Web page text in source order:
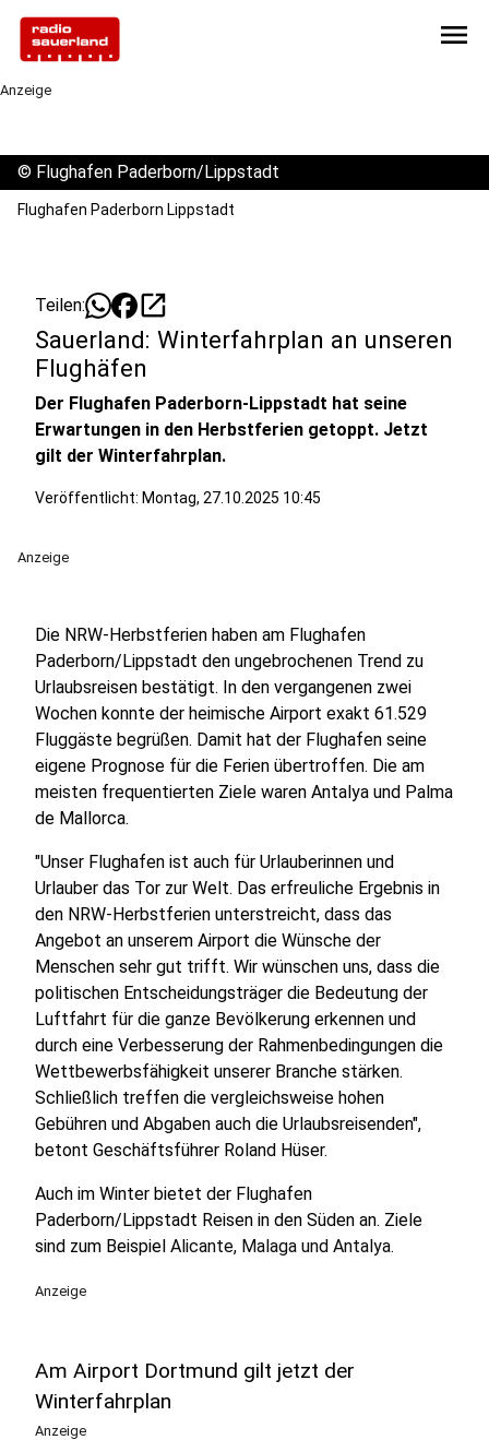
menu
Anzeige
© Flughafen Paderborn/Lippstadt
Flughafen Paderborn Lippstadt
Teilen: open_in_new
Sauerland: Winterfahrplan an unseren
Flughäfen
Der Flughafen Paderborn-Lippstadt hat seine
Erwartungen in den Herbstferien getoppt. Jetzt
gilt der Winterfahrplan.
Veröffentlicht: Montag, 27.10.2025 10:45
Anzeige
Die NRW-Herbstferien haben am Flughafen
Paderborn/Lippstadt den ungebrochenen Trend zu
Urlaubsreisen bestätigt. In den vergangenen zwei
Wochen konnte der heimische Airport exakt 61.529
Fluggäste begrüßen. Damit hat der Flughafen seine
eigene Prognose für die Ferien übertroffen. Die am
meisten frequentierten Ziele waren Antalya und Palma
de Mallorca.
"Unser Flughafen ist auch für Urlauberinnen und
Urlauber das Tor zur Welt. Das erfreuliche Ergebnis in
den NRW-Herbstferien unterstreicht, dass das
Angebot an unserem Airport die Wünsche der
Menschen sehr gut trifft. Wir wünschen uns, dass die
politischen Entscheidungsträger die Bedeutung der
Luftfahrt für die ganze Bevölkerung erkennen und
durch eine Verbesserung der Rahmenbedingungen die
Wettbewerbsfähigkeit unserer Branche stärken.
Schließlich treffen die vergleichsweise hohen
Gebühren und Abgaben auch die Urlaubsreisenden",
betont Geschäftsführer Roland Hüser.
Auch im Winter bietet der Flughafen
Paderborn/Lippstadt Reisen in den Süden an. Ziele
sind zum Beispiel Alicante, Malaga und Antalya.
Anzeige
Am Airport Dortmund gilt jetzt der
Winterfahrplan
Anzeige